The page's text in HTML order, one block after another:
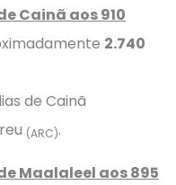
Cainã aos 910
2.740
de Cainã
(ARC).
Maalaleel aos 895